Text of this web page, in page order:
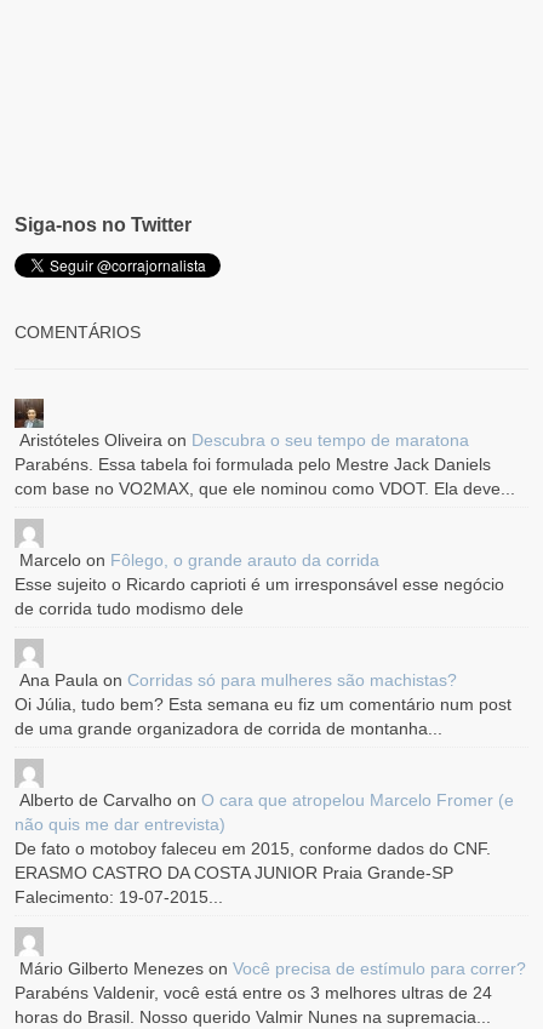
Siga-nos no Twitter
COMENTÁRIOS
Aristóteles Oliveira on Descubra o seu tempo de maratona
Parabéns. Essa tabela foi formulada pelo Mestre Jack Daniels
com base no VO2MAX, que ele nominou como VDOT. Ela deve...
Marcelo on Fôlego, o grande arauto da corrida
Esse sujeito o Ricardo caprioti é um irresponsável esse negócio
de corrida tudo modismo dele
Ana Paula onCorridas só para mulheres são machistas?
Oi Júlia, tudo bem? Esta semana eu fiz um comentário num post
de uma grande organizadora de corrida de montanha...
Alberto de Carvalho onO cara que atropelou Marcelo Fromer (e
não quis me dar entrevista)
De fato o motoboy faleceu em 2015, conforme dados do CNF.
ERASMO CASTRO DA COSTA JUNIOR Praia Grande-SP
Falecimento: 19-07-2015...
Mário Gilberto Menezes onVocê precisa de estímulo para correr?
Parabéns Valdenir, você está entre os 3 melhores ultras de 24
horas do Brasil. Nosso querido Valmir Nunes na supremacia...